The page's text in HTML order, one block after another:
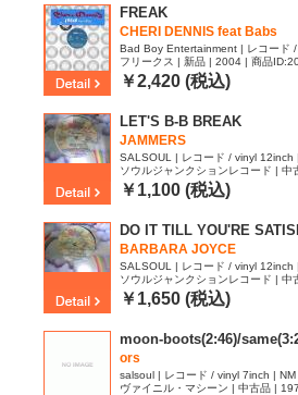
FREAK
CHERI DENNIS feat Babs
Bad Boy Entertainment | レコード
フリークス | 新品 | 2004 | 商品
￥2,420 (税込)
LET'S B-B BREAK
JAMMERS
SALSOUL | レコード / vinyl 12inch
ソウルジャンクションレコード |
2032469
￥1,100 (税込)
DO IT TILL YOU'RE
BARBARA JOYCE
SALSOUL | レコード / vinyl 12inch
ソウルジャンクションレコード |
2032452
￥1,650 (税込)
moon-boots(2:46)/
ors
salsoul | レコード / vinyl 7inch | NM
ヴァイニル・マシーン | 中古品 |